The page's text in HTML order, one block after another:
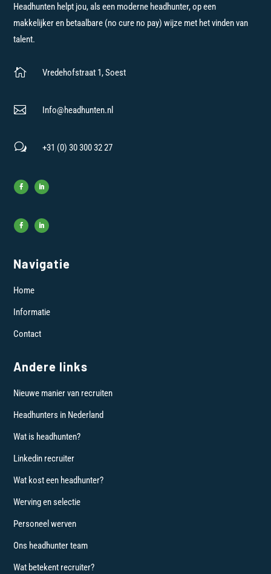
Headhunten helpt jou, als een moderne headhunter, op een
makkelijker en betaalbare (no cure no pay) wijze met het vinden van
talent.
 Vredehofstraat 1, Soest
 Info@headhunten.nl
w +31 (0) 30 300 32 27
Navigatie
Home
Informatie
Contact
Andere links
Nieuwe manier van recruiten
Headhunters in Nederland
Wat is headhunten?
Linkedin recruiter
Wat kost een headhunter?
Werving en selectie
Personeel werven
Ons headhunter team
Wat betekent recruiter?